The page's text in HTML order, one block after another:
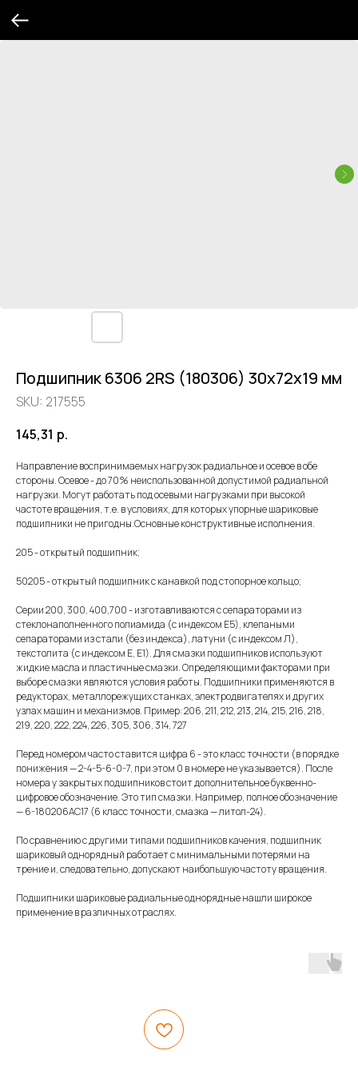
Подшипник 6306 2RS (180306) 30х72х19 мм
SKU: 217555
145,31 р.
Направление воспринимаемых нагрузок радиальное и осевое в обе
стороны. Осевое - до 70% неиспользованной допустимой радиальной
нагрузки. Могут работать под осевыми нагрузками при высокой
частоте вращения, т.е. в условиях, для которых упорные шариковые
подшипники не пригодны.Основные конструктивные исполнения.
205 - открытый подшипник;
50205 - открытый подшипник с канавкой под стопорное кольцо;
Серии 200, 300, 400,700 - изготавливаются с сепараторами из
стеклонаполненного полиамида (с индексом Е5), клепаными
сепараторами из стали (без индекса), латуни (с индексом Л),
текстолита (с индексом Е, Е1). Для смазки подшипников используют
жидкие масла и пластичные смазки. Определяющими факторами при
выборе смазки являются условия работы. Подшипники применяются в
редукторах, металлорежущих станках, электродвигателях и других
узлах машин и механизмов. Пример: 206, 211, 212, 213, 214, 215, 216, 218,
219, 220, 222, 224, 226, 305, 306, 314, 727
Перед номером часто ставится цифра 6 - это класс точности (в порядке
понижения — 2-4-5-6-0-7, при этом 0 в номере не указывается). После
номера у закрытых подшипников стоит дополнительное буквенно-
цифровое обозначение. Это тип смазки. Например, полное обозначение
— 6-180206АС17 (6 класс точности, смазка — литол-24).
По сравнению с другими типами подшипников качения, подшипник
шариковый однорядный работает с минимальными потерями на
трение и, следовательно, допускают наибольшую частоту вращения.
Подшипники шариковые радиальные однорядные нашли широкое
применение в различных отраслях.